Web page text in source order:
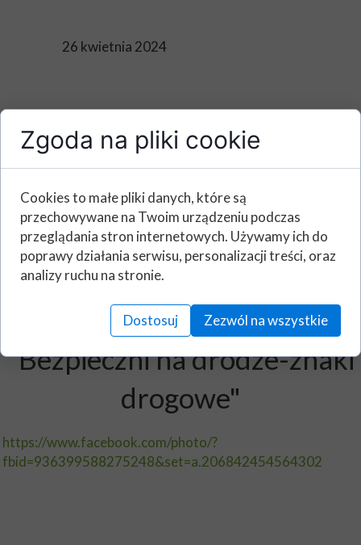
26 kwietnia 2024
Konkurs przedszkolny
"Bezpieczni na drodze-znaki
drogowe"
https://www.facebook.com/photo/?
fbid=936399588275248&set=a.206842454564302
Zgoda na pliki cookie
Cookies to małe pliki danych, które są
przechowywane na Twoim urządzeniu podczas
przeglądania stron internetowych. Używamy ich do
poprawy działania serwisu, personalizacji treści, oraz
analizy ruchu na stronie.
Dostosuj Zezwól na wszystkie